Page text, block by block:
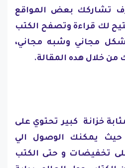
تشاركك بعض المواقع
لك قراءة وتصفح الكتب
مجاني وشبه مجاني،
خلال هده المقالة.
خزانة كبير تحتوي على
حيث يمكنك الوصول الي
تخفيضات و حتى الكتب